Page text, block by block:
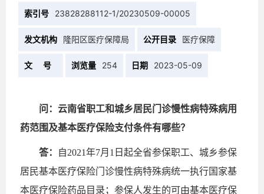
索引号 23828288112-1/20230509-00005
发文机构 隆阳区医疗保障局 公开目录 医疗保障
文 号 浏览量 254 日期 2023-05-09
问： 云南省职工和城乡居民门诊慢性病特殊病用
药范围及基本医疗保险支付条件有哪些？
答：
自2021年7月1日起全省参保职工、城乡参保
居民基本医疗保险门诊慢性病特殊病统一执行国家基
本医疗保险药品目录；参保人发生的可由基本医疗保